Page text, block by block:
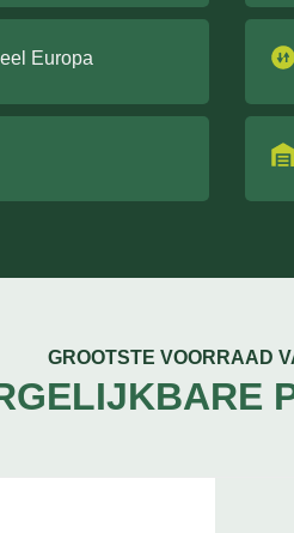
Europa
GROOTSTE VOORRAAD